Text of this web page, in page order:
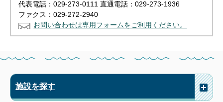
代表電話：029-273-0111 直通電話：029-273-1936
ファクス：029-272-2940
お問い合わせは専用フォームをご利用ください。
施設を探す